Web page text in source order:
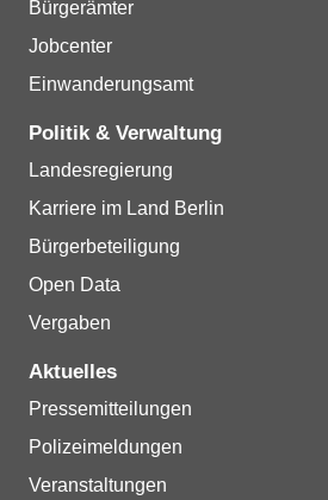
Bürgerämter
Jobcenter
Einwanderungsamt
Politik & Verwaltung
Landesregierung
Karriere im Land Berlin
Bürgerbeteiligung
Open Data
Vergaben
Aktuelles
Pressemitteilungen
Polizeimeldungen
Veranstaltungen